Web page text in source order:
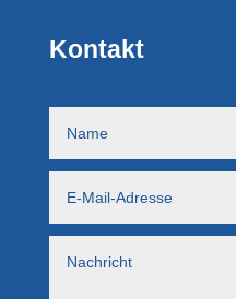
Kontakt